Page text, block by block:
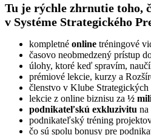
Tu je rýchle zhrnutie toho,
v Systéme Strategického
kompletné online tréningové
časovo neobmedzený prístup
úlohy, ktoré keď spravím,
prémiové lekcie, kurzy a
členstvo v Klube
lekcie z online biznisu za ½
podnikateľskú exkluzivitu na
podnikateľský tréning
čo sú spolu bonusy pre